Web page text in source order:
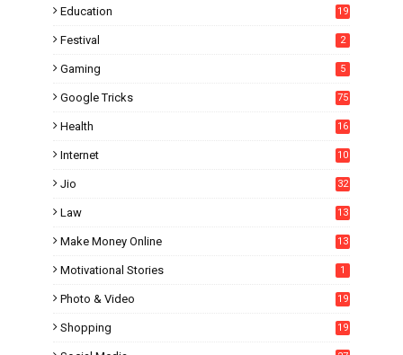
Education
19
Festival 2
Gaming 5
Google Tricks 75
Health 16
Internet
10
Jio 32
Law 13
Make Money Online 13
Motivational Stories 1
Photo & Video 19
Shopping 19